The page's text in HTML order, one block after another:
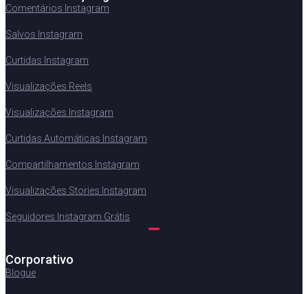
Comentários Instagram
Salvos Instagram
Curtidas Instagram
Visualizações Reels
Visualizações Instagram
Curtidas Automáticas Instagram
Compartilhamentos Instagram
Visualizações Stories Instagram
Seguidores Instagram Grátis
Corporativo
Blogue